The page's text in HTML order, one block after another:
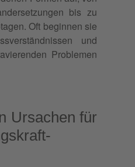
bis zu
Oft beginnen sie
und
Problemen
Ursachen für